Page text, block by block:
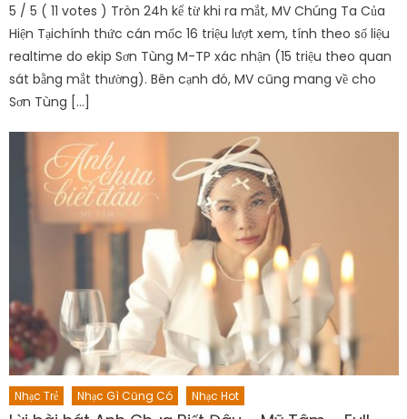
5 / 5 ( 11 votes ) Tròn 24h kể từ khi ra mắt, MV Chúng Ta Của
Hiện Tạichính thức cán mốc 16 triệu lượt xem, tính theo số liệu
realtime do ekip Sơn Tùng M-TP xác nhận (15 triệu theo quan
sát bằng mắt thường). Bên cạnh đó, MV cũng mang về cho
Sơn Tùng […]
Nhạc Trẻ Nhạc Gì Cũng Có Nhạc Hot